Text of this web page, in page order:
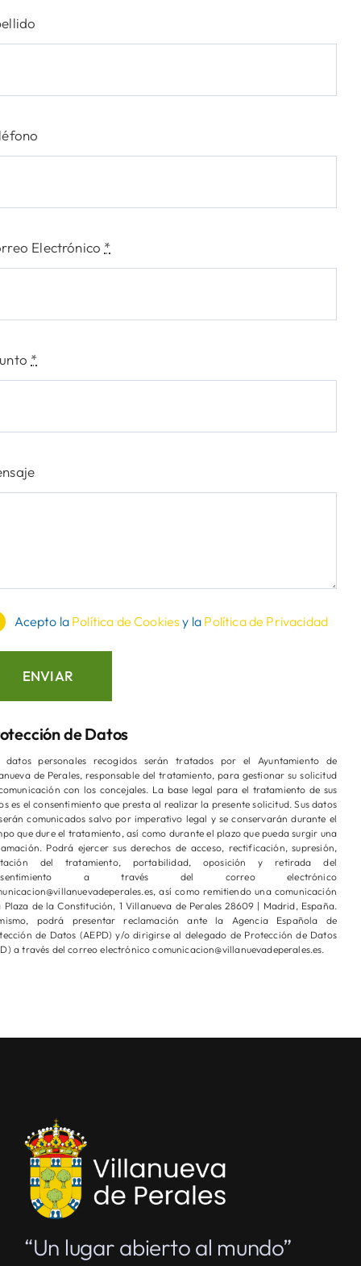
Electrónico *
*
Acepto la Política de Cookies y la Política de Privacidad
ENVIAR
de Datos
datos personales recogidos serán tratados por el Ayuntamiento de
de Perales, responsable del tratamiento, para gestionar su solicitud
con los concejales. La base legal para el tratamiento de sus
es el consentimiento que presta al realizar la presente solicitud. Sus datos
comunicados salvo por imperativo legal y se conservarán durante el
que dure el tratamiento, así como durante el plazo que pueda surgir una
Podrá ejercer sus derechos de acceso, rectificación, supresión,
del tratamiento, portabilidad, oposición y retirada del
a través del correo electrónico
así como remitiendo una comunicación
Plaza de la Constitución, 1 Villanueva de Perales 28609 | Madrid, España.
podrá presentar reclamación ante la Agencia Española de
de Datos (AEPD) y/o dirigirse al delegado de Protección de Datos
a través del correo electrónico comunicacion@villanuevadeperales.es.
“Un lugar abierto al mundo”